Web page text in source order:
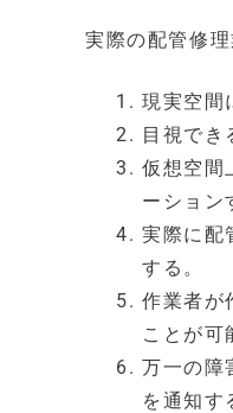
実際の配管修
現実空間
目視でき
仮想空間
ーション
実際に配
する。
作業者が
ことが可
万一の障
を通知す